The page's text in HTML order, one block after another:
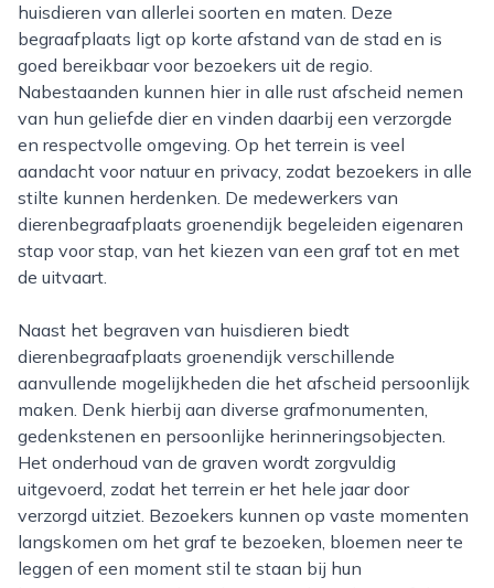
huisdieren van allerlei soorten en maten. Deze
begraafplaats ligt op korte afstand van de stad en is
goed bereikbaar voor bezoekers uit de regio.
Nabestaanden kunnen hier in alle rust afscheid nemen
van hun geliefde dier en vinden daarbij een verzorgde
en respectvolle omgeving. Op het terrein is veel
aandacht voor natuur en privacy, zodat bezoekers in alle
stilte kunnen herdenken. De medewerkers van
dierenbegraafplaats groenendijk begeleiden eigenaren
stap voor stap, van het kiezen van een graf tot en met
de uitvaart.
Naast het begraven van huisdieren biedt
dierenbegraafplaats groenendijk verschillende
aanvullende mogelijkheden die het afscheid persoonlijk
maken. Denk hierbij aan diverse grafmonumenten,
gedenkstenen en persoonlijke herinneringsobjecten.
Het onderhoud van de graven wordt zorgvuldig
uitgevoerd, zodat het terrein er het hele jaar door
verzorgd uitziet. Bezoekers kunnen op vaste momenten
langskomen om het graf te bezoeken, bloemen neer te
leggen of een moment stil te staan bij hun